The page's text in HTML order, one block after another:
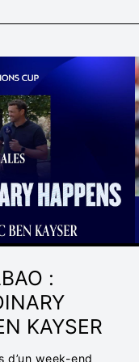
RÉSUMÉS
2023/2024
:
KAYSER
d’un week-end